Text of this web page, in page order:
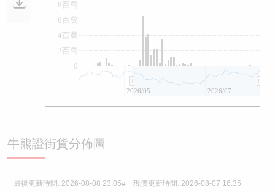
0
2百萬
4百萬
6百萬
8百萬
2026/05 2026/07
牛熊證街貨分佈圖
最後更新時間: 2026-08-08 23:05# 現價更新時間: 2026-08-07 16:35